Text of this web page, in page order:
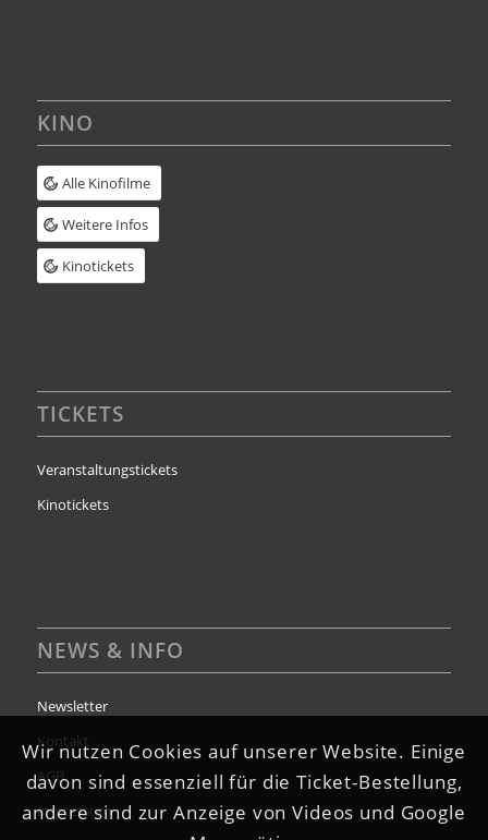
KINO
Alle Kinofilme
Weitere Infos
Kinotickets
TICKETS
Veranstaltungstickets
Kinotickets
NEWS & INFO
Newsletter
Kontakt
AGB
Impressum
Wir nutzen Cookies auf unserer Website. Einige
davon sind essenziell für die Ticket-Bestellung,
andere sind zur Anzeige von Videos und Google